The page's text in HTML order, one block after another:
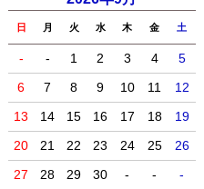
日 月 火 水 木 金 土
- - 1 2 3 4
5
6
7 8 9 10 11
12
13
14 15 16 17 18
19
20
21 22 23 24 25
26
27
28 29 30 - - -